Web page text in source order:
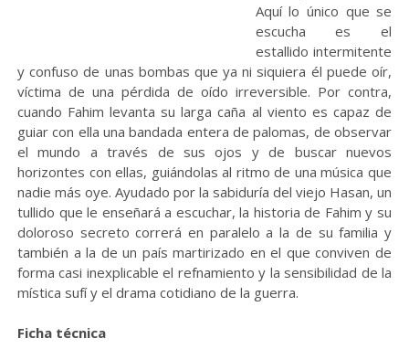
Aquí lo único que se
escucha es el
estallido intermitente
y confuso de unas bombas que ya ni siquiera él puede oír,
víctima de una pérdida de oído irreversible. Por contra,
cuando Fahim levanta su larga caña al viento es capaz de
guiar con ella una bandada entera de palomas, de observar
el mundo a través de sus ojos y de buscar nuevos
horizontes con ellas, guiándolas al ritmo de una música que
nadie más oye. Ayudado por la sabiduría del viejo Hasan, un
tullido que le enseñará a escuchar, la historia de Fahim y su
doloroso secreto correrá en paralelo a la de su familia y
también a la de un país martirizado en el que conviven de
forma casi inexplicable el refnamiento y la sensibilidad de la
mística sufí y el drama cotidiano de la guerra.
Ficha técnica